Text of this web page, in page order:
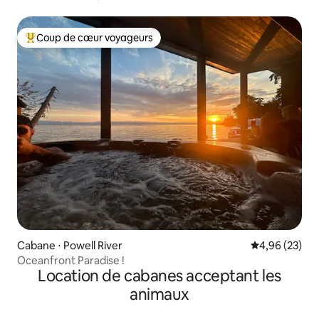
Coups de cœur voyageurs les plus appréciés
Coup de cœur voyageurs
Cabane ⋅ Powell River Évaluation
4,96 (23)
Oceanfront Paradise !
Location de cabanes acceptant les
animaux